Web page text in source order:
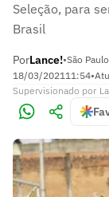
Seleção, para
Brasil
PorLance!•São
18/03/202111:54•
Supervisionado por